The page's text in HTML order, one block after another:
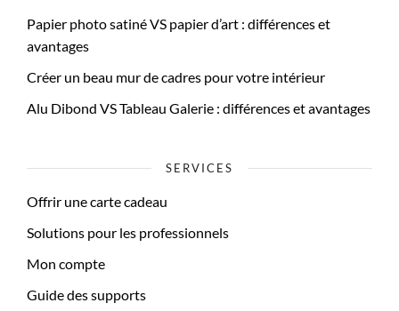
Papier photo satiné VS papier d’art : différences et
avantages
Créer un beau mur de cadres pour votre intérieur
Alu Dibond VS Tableau Galerie : différences et avantages
SERVICES
Offrir une carte cadeau
Solutions pour les professionnels
Mon compte
Guide des supports